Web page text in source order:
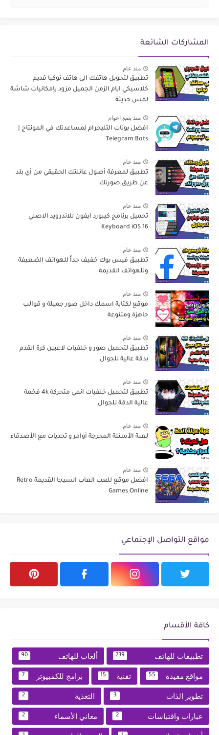
المشاركات الشائعة
منذ عام
تطبيق لتحويل هاتفك الى هاتف نوكيا قديم
كلاسيكي ايام الزمن الجميل مزود بإمكانيات شاشة
لمس حديثة
منذ بضع اعوام
افضل بوتات التليجرام لمساعدتك في المونتاج |
Telegram Bots
منذ عام
تطبيق لمعرفة أصول عائلتك الحقيقي من أي بلد
عن طريق صورتك
منذ عام
تحميل برنامج كيبورد ايفون للاندرويد الاصلي
Keyboard iOS 16
منذ عام
تطبيق فيس بوك خفيف جداً للهواتف الضعيفة
وللهواتف القديمة
منذ عام
موقع لكتابة اسمك داخل صور جميلة و قوالب
جاهزة ومتنوعة
منذ عام
تطبيق لتحميل صور و خلفيات لاعبين كرة القدم
بدقة عالية للجوال
منذ عام
تطبيق لتحميل خلفيات انمي متحركة 4k فخمة
عالية الدقة للجوال
منذ عام
لعبة الأسئلة المحرجة أوامر و تحديات مع الأصدقاء
منذ عام
افضل موقع للعب العاب السيجا القديمة Retro
Games Online
مواقع التواصل الإجتماعي
كافة الأقسام
تطبيقات للهاتف 239 ألعاب للهاتف 90
مواقع مفيدة 55 تقنية 15 برامج للكمبيوتر 7
تطوير الذات 3 التغذية 2
عبارات واقتباسات 2 معاني الأسماء 2